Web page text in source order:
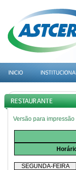
Versão para impressão
SEGUNDA-FEIRA